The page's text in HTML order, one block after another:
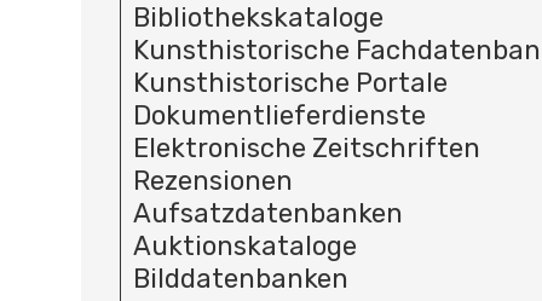
Bibliothekskataloge
Kunsthistorische
Kunsthistorische Portale
Dokumentlieferdienste
Elektronische Zeitschriften
Rezensionen
Aufsatzdatenbanken
Auktionskataloge
Bilddatenbanken